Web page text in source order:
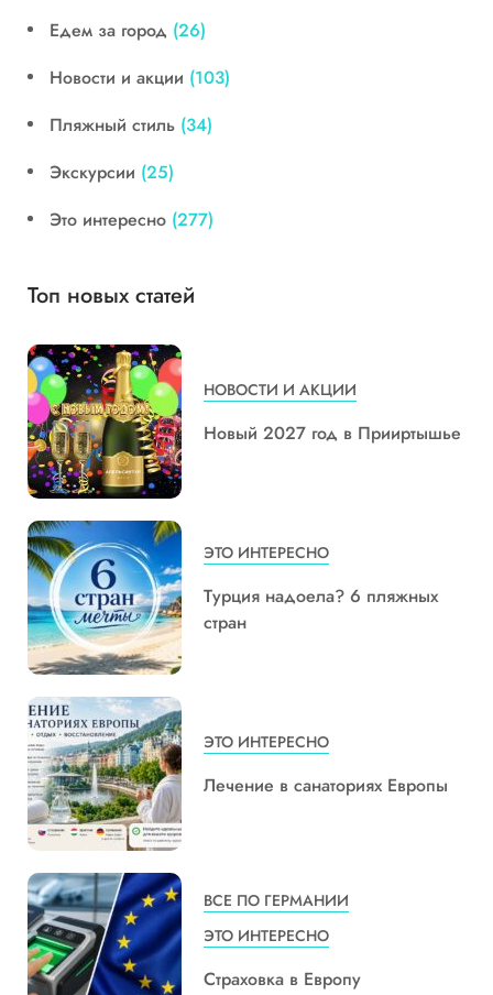
Едем за город (26)
Новости и акции (103)
Пляжный стиль (34)
Экскурсии (25)
Это интересно (277)
Топ новых статей
НОВОСТИ И АКЦИИ
Новый 2027 год в Прииртышье
ЭТО ИНТЕРЕСНО
Турция надоела? 6 пляжных
стран
ЭТО ИНТЕРЕСНО
Лечение в санаториях Европы
ВСЕ ПО ГЕРМАНИИ
ЭТО ИНТЕРЕСНО
Страховка в Европу